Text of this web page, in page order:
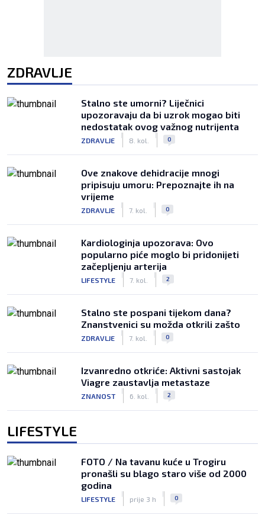
ZDRAVLJE
Stalno ste umorni? Liječnici
upozoravaju da bi uzrok mogao biti
nedostatak ovog važnog nutrijenta
ZDRAVLJE 8. kol. 0
Ove znakove dehidracije mnogi
pripisuju umoru: Prepoznajte ih na
vrijeme
ZDRAVLJE 7. kol. 0
Kardiologinja upozorava: Ovo
popularno piće moglo bi pridonijeti
začepljenju arterija
LIFESTYLE 7. kol. 2
Stalno ste pospani tijekom dana?
Znanstvenici su možda otkrili zašto
ZDRAVLJE 7. kol. 0
Izvanredno otkriće: Aktivni sastojak
Viagre zaustavlja metastaze
ZNANOST 6. kol. 2
LIFESTYLE
FOTO / Na tavanu kuće u Trogiru
pronašli su blago staro više od 2000
godina
LIFESTYLE prije 3 h 0